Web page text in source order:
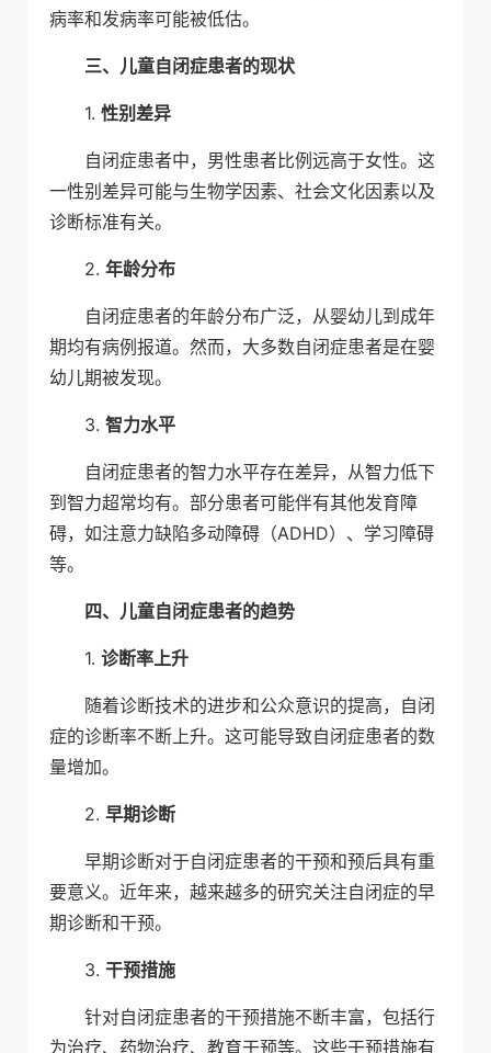
病率和发病率可能被低估。
三、儿童自闭症患者的现状
1. 性别差异
自闭症患者中，男性患者比例远高于女性。这
一性别差异可能与生物学因素、社会文化因素以及
诊断标准有关。
2. 年龄分布
自闭症患者的年龄分布广泛，从婴幼儿到成年
期均有病例报道。然而，大多数自闭症患者是在婴
幼儿期被发现。
3. 智力水平
自闭症患者的智力水平存在差异，从智力低下
到智力超常均有。部分患者可能伴有其他发育障
碍，如注意力缺陷多动障碍（ADHD）、学习障碍
等。
四、儿童自闭症患者的趋势
1. 诊断率上升
随着诊断技术的进步和公众意识的提高，自闭
症的诊断率不断上升。这可能导致自闭症患者的数
量增加。
2. 早期诊断
早期诊断对于自闭症患者的干预和预后具有重
要意义。近年来，越来越多的研究关注自闭症的早
期诊断和干预。
3. 干预措施
针对自闭症患者的干预措施不断丰富，包括行
为治疗、药物治疗、教育干预等。这些干预措施有